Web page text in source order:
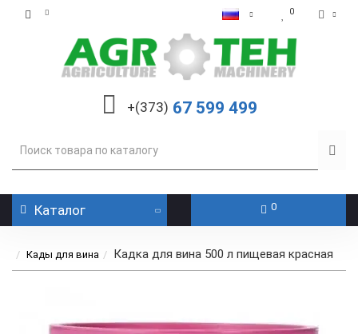
0
+(373) 67 599 499
Каталог 0
Кады для вина Кадка для вина 500 л пищевая красная